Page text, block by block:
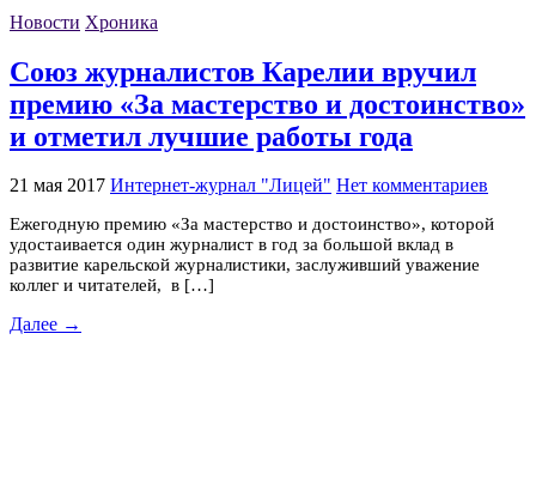
Новости Хроника
Союз журналистов Карелии вручил
премию «За мастерство и достоинство»
и отметил лучшие работы года
21 мая 2017 Интернет-журнал "Лицей" Нет комментариев
Ежегодную премию «За мастерство и достоинство», которой
удостаивается один журналист в год за большой вклад в
развитие карельской журналистики, заслуживший уважение
коллег и читателей, в […]
Далее →